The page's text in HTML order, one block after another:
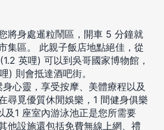
將身處暹粒鬧區，開車 5 分鐘就
集區。 此親子飯店地點絕佳，從
英哩) 可以到吳哥國家博物館，
) 則會抵達酒吧街。
心靈，享受按摩、美體療程以及
尋覓優質休閒娛樂，1 間健身俱樂
及1 座室內游泳池正是您所需要
他設施還包括免費無線上網、禮